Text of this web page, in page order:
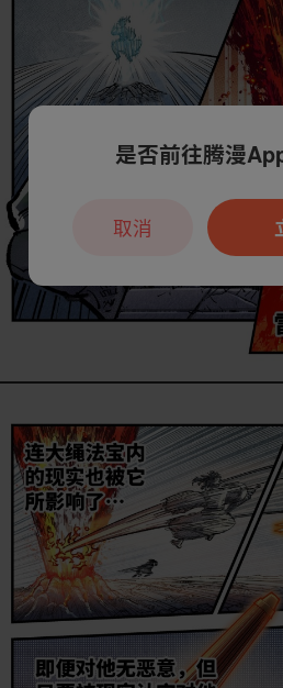
是否前往腾漫
取消